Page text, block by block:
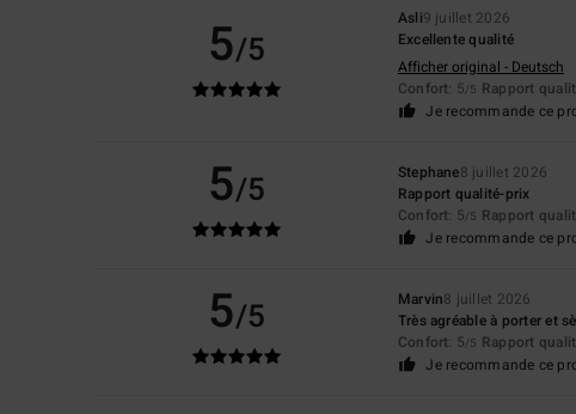
5/5
Asli9 juillet 2026
Excellente qualité
Afficher original - Deutsch
Confort: 5/5 Rapport
Je recommande ce
5/5 Stephane8 juillet 2026
Rapport qualité-prix
Confort: 5/5 Rapport
Je recommande ce
5/5 Marvin8 juillet 2026
Très agréable à porter et
Confort: 5/5 Rapport
Je recommande ce